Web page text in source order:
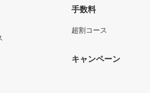
手数料
超割コース
キャンペーン